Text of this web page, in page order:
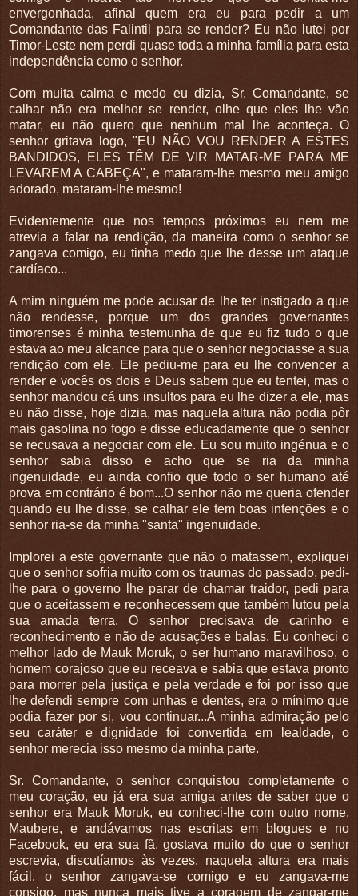
envergonhada, afinal quem era eu para pedir a um
Comandante das Falintil para se render? Eu não lutei por
Timor-Leste nem perdi quase toda a minha família para esta
independência como o senhor.
Com muita calma e medo eu dizia, Sr. Comandante, se
calhar não era melhor se render, olhe que eles lhe vão
matar, eu não quero que nenhum mal lhe aconteça. O
senhor gritava logo, "EU NÃO VOU RENDER A ESTES
BANDIDOS, ELES TÊM DE VIR MATAR-ME PARA ME
LEVAREM A CABEÇA", e mataram-lhe mesmo meu amigo
adorado, mataram-lhe mesmo!
Evidentemente que nos tempos próximos eu nem me
atrevia a falar na rendição, da maneira como o senhor se
zangava comigo, eu tinha medo que lhe desse um ataque
cardíaco...
A mim ninguém me pode acusar de lhe ter instigado a que
não rendesse, porque um dos grandes governantes
timorenses é minha testemunha de que eu fiz tudo o que
estava ao meu alcance para que o senhor negociasse a sua
rendição com ele. Ele pediu-me para eu lhe convencer a
render e vocês os dois e Deus sabem que eu tentei, mas o
senhor mandou cá uns insultos para eu lhe dizer a ele, mas
eu não disse, hoje dizia, mas naquela altura não podia pôr
mais gasolina no fogo e disse educadamente que o senhor
se recusava a negociar com ele. Eu sou muito ingénua e o
senhor sabia disso e acho que se ria da minha
ingenuidade, eu ainda confio que todo o ser humano até
prova em contrário é bom...O senhor não me queria ofender
quando eu lhe disse, se calhar ele tem boas intenções e o
senhor ria-se da minha "santa" ingenuidade.
Implorei a este governante que não o matassem, expliquei
que o senhor sofria muito com os traumas do passado, pedi-
lhe para o governo lhe parar de chamar traidor, pedi para
que o aceitassem e reconhecessem que também lutou pela
sua amada terra. O senhor precisava de carinho e
reconhecimento e não de acusações e balas. Eu conheci o
melhor lado de Mauk Moruk, o ser humano maravilhoso, o
homem corajoso que eu receava e sabia que estava pronto
para morrer pela justiça e pela verdade e foi por isso que
lhe defendi sempre com unhas e dentes, era o mínimo que
podia fazer por si, vou continuar...A minha admiração pelo
seu caráter e dignidade foi convertida em lealdade, o
senhor merecia isso mesmo da minha parte.
Sr. Comandante, o senhor conquistou completamente o
meu coração, eu já era sua amiga antes de saber que o
senhor era Mauk Moruk, eu conheci-lhe com outro nome,
Maubere, e andávamos nas escritas em blogues e no
Facebook, eu era sua fã, gostava muito do que o senhor
escrevia, discutíamos às vezes, naquela altura era mais
fácil, o senhor zangava-se comigo e eu zangava-me
consigo, mas nunca mais tive a coragem de zangar-me